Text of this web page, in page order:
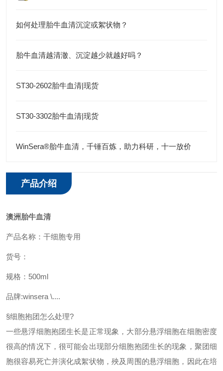
如何处理胎牛血清沉淀或絮状物？
胎牛血清越清澈、沉淀越少就越好吗？
ST30-2602胎牛血清|现货
ST30-3302胎牛血清|现货
WinSera®胎牛血清，千锤百炼，助力科研，十一放价
产品介绍
澳洲胎牛血清
产品名称：干细胞专用
货号：
规格：500ml
品牌:winsera \....
§细胞抱团怎么处理?
一些悬浮细胞抱团生长是正常现象，大部分悬浮细胞在细胞密度
很高的情况下，很可能会出现部分细胞抱团生长的现象，聚团细
胞很容易死亡并演化成絮状物，殃及周围的悬浮细胞，因此在培